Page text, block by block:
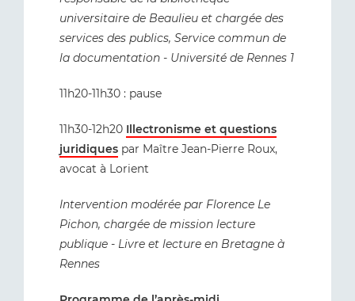
universitaire de Beaulieu et chargée des
services des publics, Service commun de
la documentation - Université de Rennes 1
11h20-11h30 : pause
11h30-12h20 Illectronisme et questions
juridiques par Maître Jean-Pierre Roux,
avocat à Lorient
Intervention modérée par Florence Le
Pichon, chargée de mission lecture
publique - Livre et lecture en Bretagne à
Rennes